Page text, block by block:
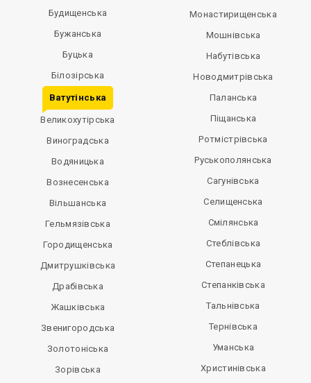
Будищенська
Бужанська
Буцька
Білозірська
Ватутінська
Великохутірська
Виноградська
Водяницька
Вознесенська
Вільшанська
Гельмязівська
Городищенська
Дмитрушківська
Драбівська
Жашківська
Звенигородська
Золотоніська
Зорівська
Монастирищенська
Мошнівська
Набутівська
Новодмитрівська
Паланська
Піщанська
Ротмістрівська
Руськополянська
Сагунівська
Селищенська
Смілянська
Стеблівська
Степанецька
Степанківська
Тальнівська
Тернівська
Уманська
Христинівська